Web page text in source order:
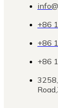
+86
+86
+86